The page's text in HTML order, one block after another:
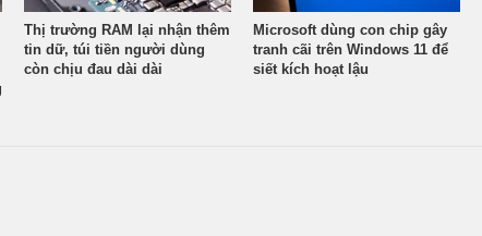
Thị trường RAM lại nhận thêm
tin dữ, túi tiền người dùng
còn chịu đau dài dài
Microsoft dùng con chip gây
tranh cãi trên Windows 11 để
siết kích hoạt lậu